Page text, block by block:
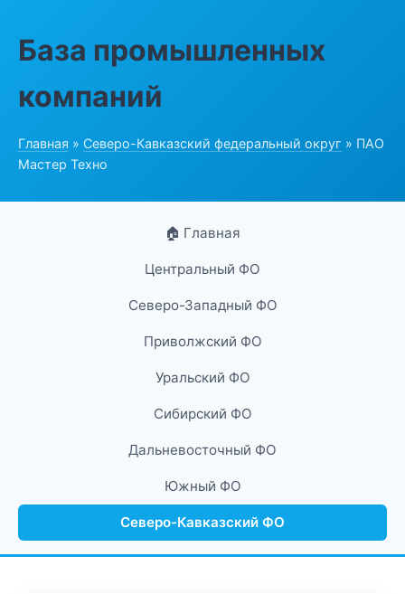
База промышленных
компаний
Главная » Северо-Кавказский федеральный округ » ПАО
Мастер Техно
🏠 Главная
Центральный ФО
Северо-Западный ФО
Приволжский ФО
Уральский ФО
Сибирский ФО
Дальневосточный ФО
Южный ФО
Северо-Кавказский ФО